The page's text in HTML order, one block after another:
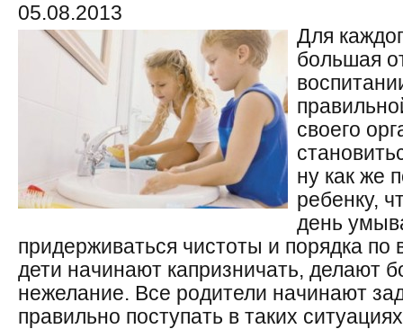
05.08.2013
Для
большая
своего
ну как же
ребенку,
день
придерживаться чистоты и порядка
дети начинают капризничать, делают
нежелание. Все родители начинают
правильно поступать в таких